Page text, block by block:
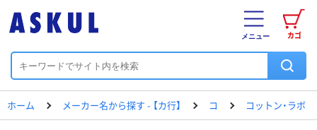
カゴ
メニュー
ホーム メーカー名から探す - 【カ行】 コ コットン・ラボ